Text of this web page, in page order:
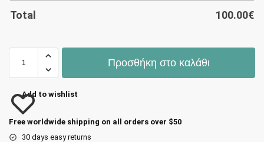
Total 100.00€
Προσθήκη στο καλάθι
Add to wishlist
Free worldwide shipping on all orders over $50
30 days easy returns